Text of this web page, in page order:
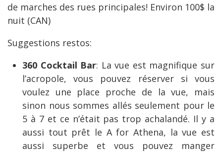
de marches des rues principales! Environ 100$ la
nuit (CAN)
Suggestions restos:
360 Cocktail Bar: La vue est magnifique sur
l’acropole, vous pouvez réserver si vous
voulez une place proche de la vue, mais
sinon nous sommes allés seulement pour le
5 à 7 et ce n’était pas trop achalandé. Il y a
aussi tout prêt le A for Athena, la vue est
aussi superbe et vous pouvez manger